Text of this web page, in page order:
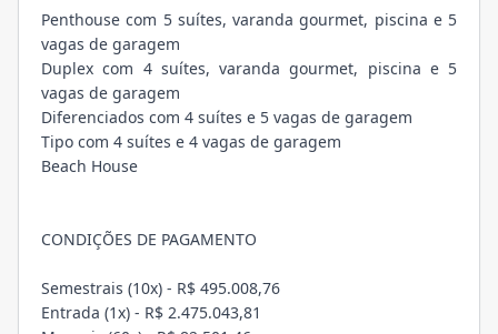
Penthouse com 5 suítes, varanda gourmet, piscina e 5
vagas de garagem
Duplex com 4 suítes, varanda gourmet, piscina e 5
vagas de garagem
Diferenciados com 4 suítes e 5 vagas de garagem
Tipo com 4 suítes e 4 vagas de garagem
Beach House
CONDIÇÕES DE PAGAMENTO
Semestrais (10x) - R$ 495.008,76
Entrada (1x) - R$ 2.475.043,81